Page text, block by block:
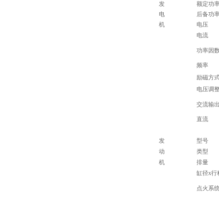
发
额定功
电
后备功
机
电压
电流
功率因
频率
励磁方
电压调
交流输
直流
发
型号
动
类型
机
排量
缸径x行
点火系